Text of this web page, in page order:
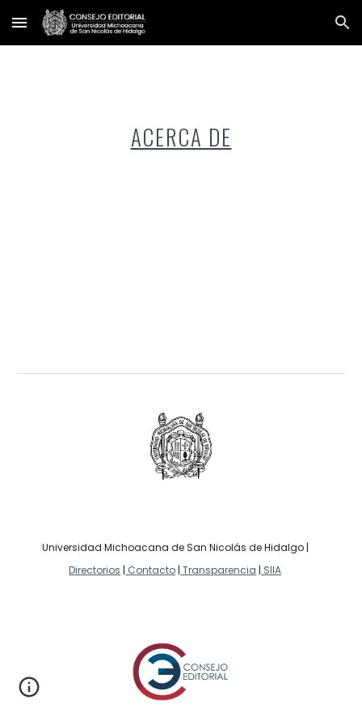
Skip to main content Skip to navigation
ACERCA DE
Universidad Michoacana de San Nicolás de Hidalgo |
Directorios | Contacto | Transparencia | SIIA